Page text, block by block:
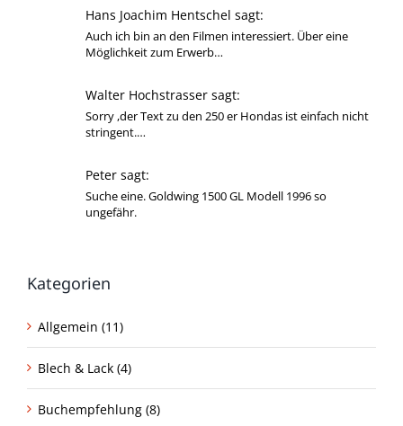
Hans Joachim Hentschel sagt:
Auch ich bin an den Filmen interessiert. Über eine
Möglichkeit zum Erwerb…
Walter Hochstrasser sagt:
Sorry ,der Text zu den 250 er Hondas ist einfach nicht
stringent.…
Peter sagt:
Suche eine. Goldwing 1500 GL Modell 1996 so
ungefähr.
Kategorien
Allgemein (11)
Blech & Lack (4)
Buchempfehlung (8)